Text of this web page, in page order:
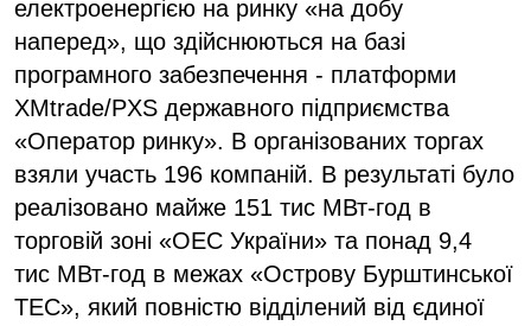
електроенергією на ринку «на добу
наперед», що здійснюються на базі
програмного забезпечення - платформи
XMtrade/PXS державного підприємства
«Оператор ринку». В організованих торгах
взяли участь 196 компаній. В результаті було
реалізовано майже 151 тис МВт-год в
торговій зоні «ОЕС України» та понад 9,4
тис МВт-год в межах «Острову Бурштинської
ТЕС», який повністю відділений від єдиної